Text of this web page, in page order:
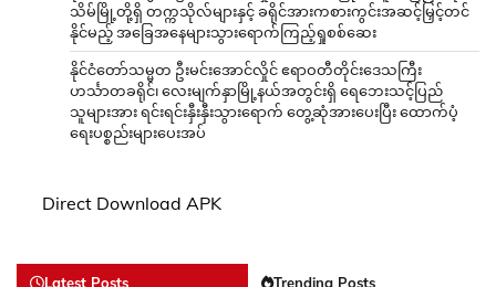
သိမ်မြို့တို့ရှိ တက္ကသိုလ်များနှင့် ခရိုင်အားကစားကွင်းအဆင့်မြှင့်တင်
နိုင်မည့် အခြေအနေများသွားရောက်ကြည့်ရှုစစ်ဆေး
နိုင်ငံတော်သမ္မတ ဦးမင်းအောင်လှိုင် ဧရာဝတီတိုင်းဒေသကြီး
ဟင်္သာတခရိုင်၊ လေးမျက်နှာမြို့နယ်အတွင်းရှိ ရေဘေးသင့်ပြည်
သူများအား ရင်းရင်းနှီးနှီးသွားရောက် တွေ့ဆုံအားပေးပြီး ထောက်ပံ့
ရေးပစ္စည်းများပေးအပ်
Direct Download APK
Latest Posts Trending Posts